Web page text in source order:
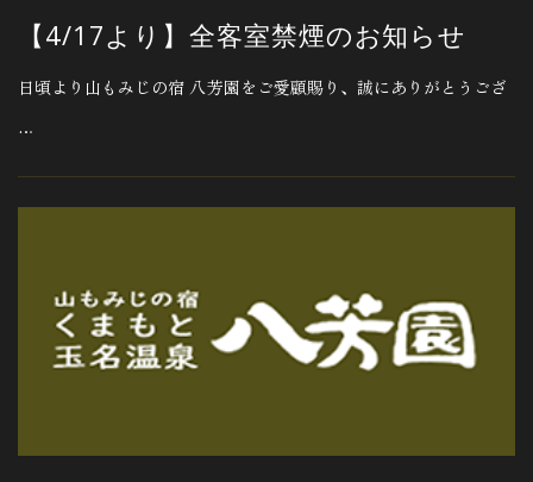
【4/17より】全客室禁煙のお知らせ
日頃より山もみじの宿 八芳園をご愛顧賜り、誠にありがとうござ
…